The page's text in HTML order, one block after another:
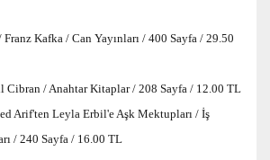
Kafka / Can Yayınları / 400 Sayfa / 29.50
Cibran / Anahtar Kitaplar / 208 Sayfa / 12.00 TL
Arif'ten Leyla Erbil'e Aşk Mektupları / İş
/ 240 Sayfa / 16.00 TL